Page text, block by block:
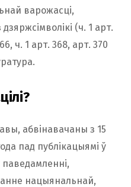
варожасці,
(ч. 1 арт.
ч. 1 арт. 368, арт. 370
абвінавачаны з 15
пад публікацыямі ў
нацыянальнай,